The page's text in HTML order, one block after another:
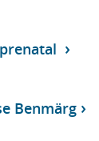
Benmärg